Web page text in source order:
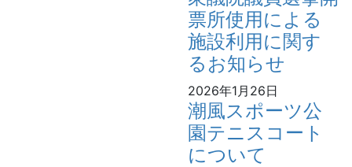
票所使用による
施設利用に関す
るお知らせ
2026年1月26日
潮風スポーツ公
園テニスコート
について